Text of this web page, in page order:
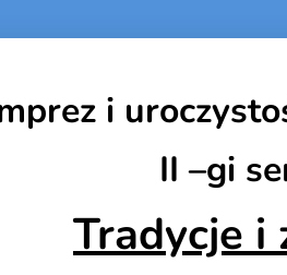
i
II –gi
Tradycje i